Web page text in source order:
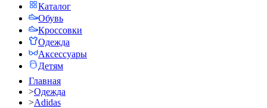
Каталог
Обувь
Кроссовки
Одежда
Аксессуары
Детям
Главная
>Одежда
>Adidas